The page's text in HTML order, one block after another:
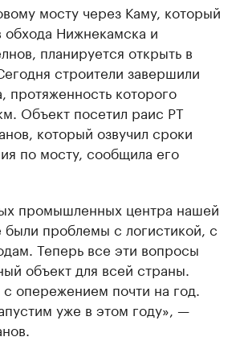
мосту через Каму, который
обхода Нижнекамска и
планируется открыть в
строители завершили
протяженность которого
Объект посетил раис РТ
который озвучил сроки
по мосту, сообщила его
промышленных центра нашей
проблемы с логистикой, с
Теперь все эти вопросы
объект для всей страны.
с опережением почти на год.
уже в этом году», —